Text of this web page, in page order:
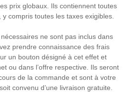
prix globaux. Ils contiennent toutes
compris toutes les taxes exigibles.
ne sont pas inclus dans
prendre connaissance des frais
un bouton désigné à cet effet et
ou dans l’offre respective. Ils seront
de la commande et sont à votre
convenu d’une livraison gratuite.